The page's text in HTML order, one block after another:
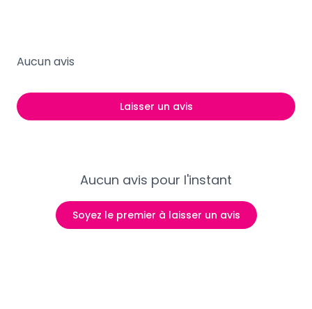
Aucun avis pour l'instant
Soyez le premier à laisser un avis
Aucun avis
Laisser un avis